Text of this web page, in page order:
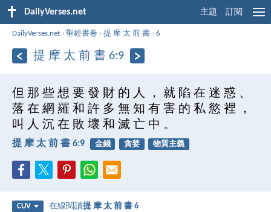
DailyVerses.net 主題 訂閱
DailyVerses.net ›聖經書卷 ›提 摩 太 前 書 ›6
提 摩 太 前 書 6:9
但 那 些 想 要 發 財 的 人 ， 就 陷 在 迷 惑 、
落 在 網 羅 和 許 多 無 知 有 害 的 私 慾 裡 ，
叫 人 沉 在 敗 壞 和 滅 亡 中 。
提 摩 太 前 書 6:9 金錢 貪婪 物質主義
CUV 在線閱讀提 摩 太 前 書 6